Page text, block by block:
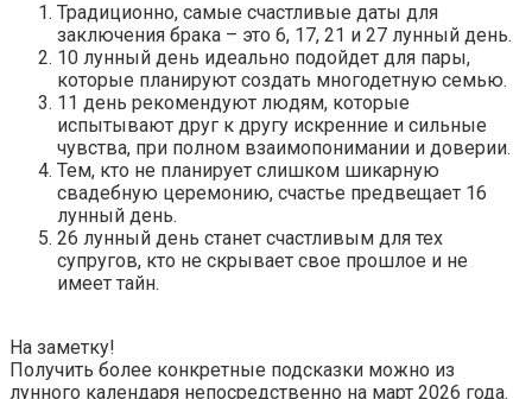
Традиционно, самые счастливые даты для
заключения брака – это 6, 17, 21 и 27 лунный день.
10 лунный день идеально подойдет для пары,
которые планируют создать многодетную семью.
11 день рекомендуют людям, которые
испытывают друг к другу искренние и сильные
чувства, при полном взаимопонимании и доверии.
Тем, кто не планирует слишком шикарную
свадебную церемонию, счастье предвещает 16
лунный день.
26 лунный день станет счастливым для тех
супругов, кто не скрывает свое прошлое и не
имеет тайн.
На заметку!
Получить более конкретные подсказки можно из
лунного календаря непосредственно на март 2026 года.